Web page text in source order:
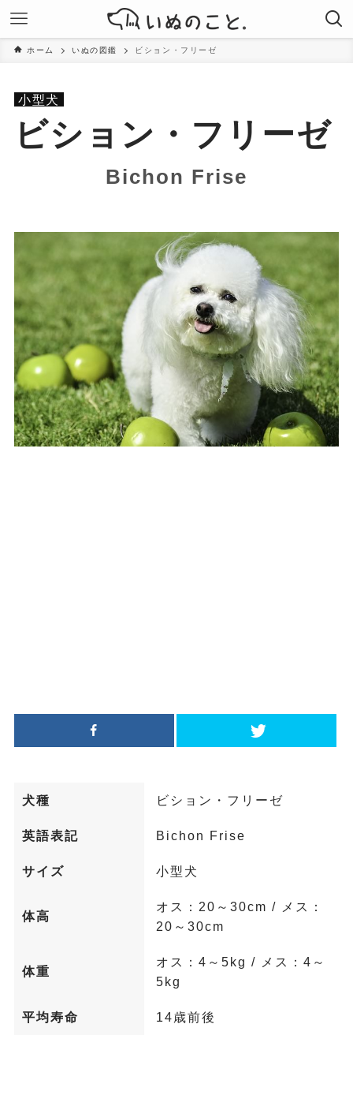
ホーム いぬの図鑑 ビション・フリーゼ
小型犬
ビション・フリーゼ
Bichon Frise
犬種 ビション・フリーゼ
英語表記 Bichon Frise
サイズ 小型犬
体高
オス：20～30cm / メス：
20～30cm
体重
オス：4～5kg / メス：4～
5kg
平均寿命 14歳前後